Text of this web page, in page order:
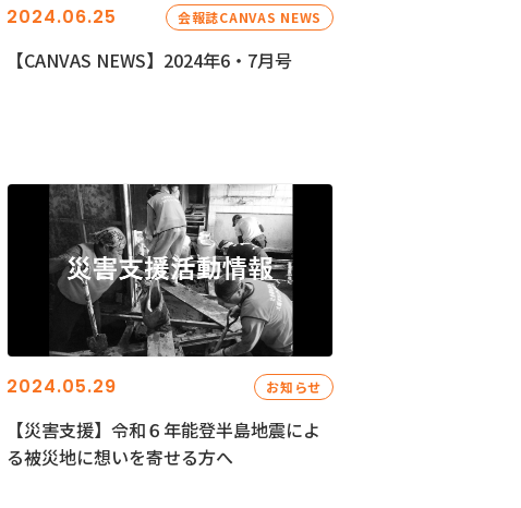
2024.06.25 会報誌CANVAS NEWS
【CANVAS NEWS】2024年6・7月号
2024.05.29 お知らせ
【災害支援】令和６年能登半島地震によ
る被災地に想いを寄せる方へ